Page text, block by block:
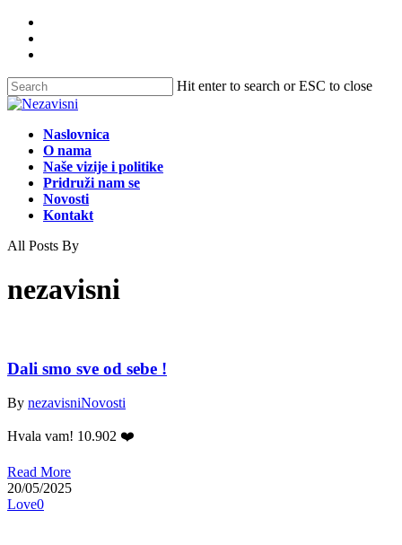
Skip
main
Hit enter to search or ESC to close
Close
Menu
Naslovnica
O nama
Naše vizije i politike
Pridruži nam se
Novosti
Kontakt
All Posts By
nezavisni
Dali smo sve od sebe !
By nezavisniNovosti
Hvala vam! 10.902 ❤️
Read More
20/05/2025
Love0